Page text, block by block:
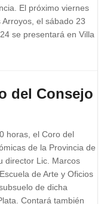
El próximo viernes
el sábado 23
se presentará en Villa
del Consejo
horas, el Coro del
de la Provincia de
director Lic. Marcos
de Arte y Oficios
de dicha
Contará también